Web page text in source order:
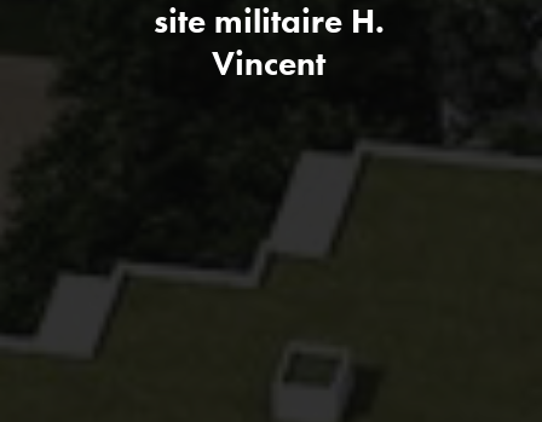
site militaire H.
Vincent